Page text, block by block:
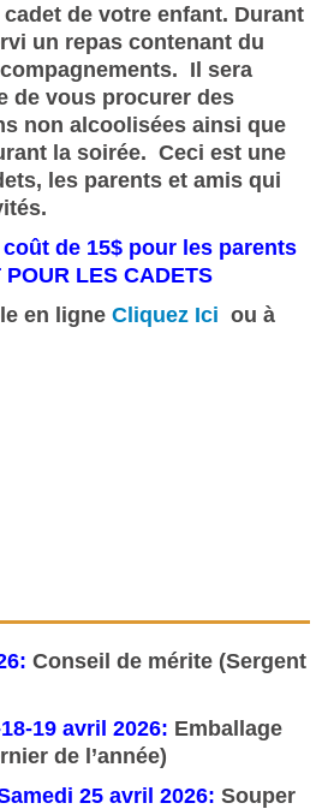
de votre enfant. Durant
un repas contenant du
Il sera
de vous procurer des
non alcoolisées ainsi que
la soirée. Ceci est une
les parents et amis qui
de 15$ pour les parents
LES CADETS
en ligne Cliquez Ici ou à
Conseil de mérite (Sergent
19 avril 2026: Emballage
de l’année)
25 avril 2026: Souper